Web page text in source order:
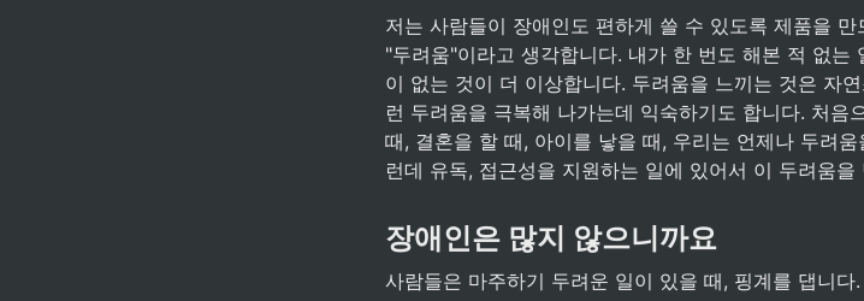
저는 사람들이 장애인도 편하게 쓸 수 있도록 제품을
"두려움"이라고 생각합니다. 내가 한 번도 해본 적 없는
이 없는 것이 더 이상합니다. 두려움을 느끼는 것은 자
런 두려움을 극복해 나가는데 익숙하기도 합니다. 처
때, 결혼을 할 때, 아이를 낳을 때, 우리는 언제나 두려
런데 유독, 접근성을 지원하는 일에 있어서 이 두려움
장애인은 많지 않으니까요
사람들은 마주하기 두려운 일이 있을 때, 핑계를 댑니